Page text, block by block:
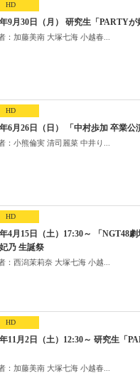
HD
9月30日（月） 研究生「PARTY
：加藤美南 大塚七海 小越春...
HD
6月26日（日） 「中村歩加 卒業公
：小熊倫実 清司麗菜 中井り...
HD
4月15日（土）17:30～ 「NGT48
乃 生誕祭
：西潟茉莉奈 大塚七海 小越...
HD
11月2日（土）12:30～ 研究生「
：加藤美南 大塚七海 小越春...